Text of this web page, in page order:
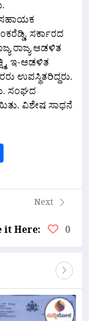
ಸಹಾಯಕ
ಸರ್ಕಾರದ
ರಾಜ್ಯ ಆಡಳಿತ
ಇ-ಆಡಳಿತ
ಉಪಸ್ಥಿತರಿದ್ದರು.
ಸಂಘದ
ವಿಶೇಷ ಸಾಧನೆ
Next
it Here: 0